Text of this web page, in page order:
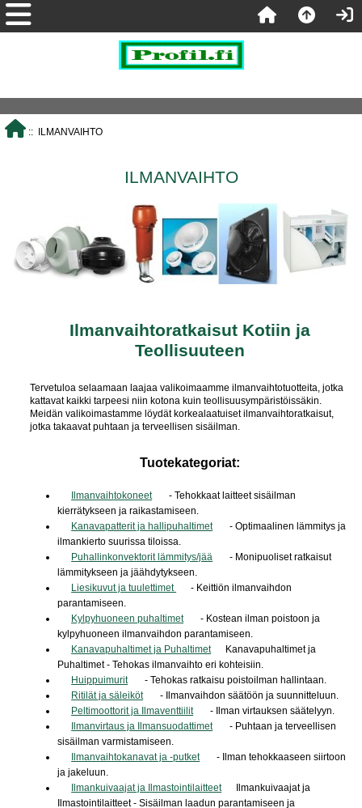
:: ILMANVAIHTO
ILMANVAIHTO
Ilmanvaihtoratkaisut Kotiin ja
Teollisuuteen
Tervetuloa selaamaan laajaa valikoimaamme ilmanvaihtotuotteita, jotka
kattavat kaikki tarpeesi niin kotona kuin teollisuusympäristöissäkin.
Meidän valikoimastamme löydät korkealaatuiset ilmanvaihtoratkaisut,
jotka takaavat puhtaan ja terveellisen sisäilman.
Tuotekategoriat:
Ilmanvaihtokoneet
- Tehokkaat laitteet sisäilman
kierrätykseen ja raikastamiseen.
Kanavapatterit ja hallipuhaltimet
- Optimaalinen lämmitys ja
ilmankierto suurissa tiloissa.
Puhallinkonvektorit lämmitys/jää
- Monipuoliset ratkaisut
lämmitykseen ja jäähdytykseen.
Liesikuvut ja tuulettimet
- Keittiön ilmanvaihdon
parantamiseen.
Kylpyhuoneen puhaltimet
- Kostean ilman poistoon ja
kylpyhuoneen ilmanvaihdon parantamiseen.
Kanavapuhaltimet ja Puhaltimet
Kanavapuhaltimet ja
Puhaltimet - Tehokas ilmanvaihto eri kohteisiin.
Huippuimurit
- Tehokas ratkaisu poistoilman hallintaan.
Ritilät ja säleiköt
- Ilmanvaihdon säätöön ja suunnitteluun.
Peltimoottorit ja Ilmaventtiilit
- Ilman virtauksen säätelyyn.
Ilmanvirtaus ja Ilmansuodattimet
- Puhtaan ja terveellisen
sisäilman varmistamiseen.
Ilmanvaihtokanavat ja -putket
- Ilman tehokkaaseen siirtoon
ja jakeluun.
Ilmankuivaajat ja Ilmastointilaitteet
Ilmankuivaajat ja
Ilmastointilaitteet - Sisäilman laadun parantamiseen ja